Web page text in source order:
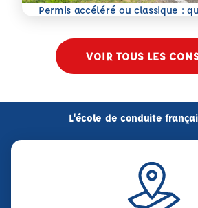
Permis accéléré ou classique :
En savoir plus
VOIR TOUS LES
L'école de conduite